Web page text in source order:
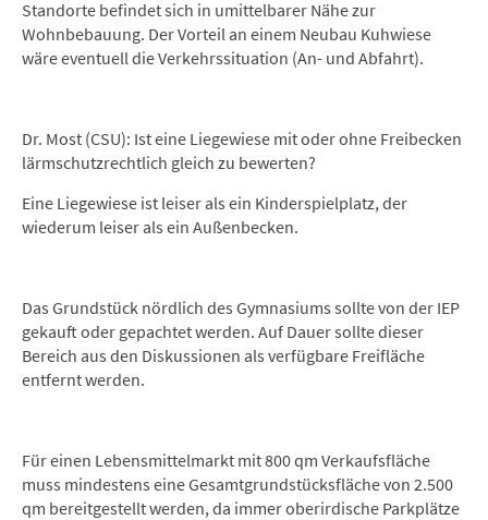
Standorte befindet sich in umittelbarer Nähe zur
Wohnbebauung. Der Vorteil an einem Neubau Kuhwiese
wäre eventuell die Verkehrssituation (An- und Abfahrt).
Dr. Most (CSU): Ist eine Liegewiese mit oder ohne Freibecken
lärmschutzrechtlich gleich zu bewerten?
Eine Liegewiese ist leiser als ein Kinderspielplatz, der
wiederum leiser als ein Außenbecken.
Das Grundstück nördlich des Gymnasiums sollte von der IEP
gekauft oder gepachtet werden. Auf Dauer sollte dieser
Bereich aus den Diskussionen als verfügbare Freifläche
entfernt werden.
Für einen Lebensmittelmarkt mit 800 qm Verkaufsfläche
muss mindestens eine Gesamtgrundstücksfläche von 2.500
qm bereitgestellt werden, da immer oberirdische Parkplätze